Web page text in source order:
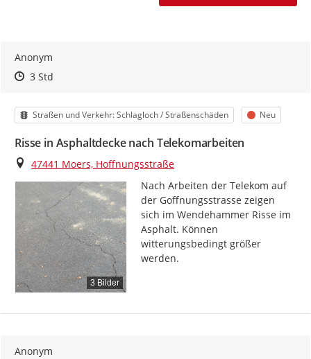
Anonym
Zeitpunkt des Erstellens
Zeitpunkt des Erstellens
3 StdZur Äußerung
Kategorie
Straßen und Verkehr: Schlagloch / Straßenschäden Status
Neu
Risse in Asphaltdecke nach Telekomarbeiten
Ort
47441 Moers, Hoffnungsstraße
3 Bilder
Nach Arbeiten der Telekom auf
der Goffnungsstrasse zeigen
sich im Wendehammer Risse im
Asphalt. Können
witterungsbedingt größer
werden.
Anonym